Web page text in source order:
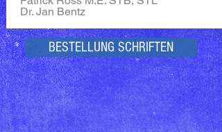
Dr. Jan Bentz
BESTELLUNG SCHRIFTEN